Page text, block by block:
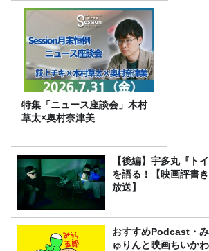
特集「ニュース座談会」木村
草太×奥村奈津美
【後編】宇多丸『ト
を語る！【映画評書
放送】
おすすめPodcast・
ゅりんと映画ちいか